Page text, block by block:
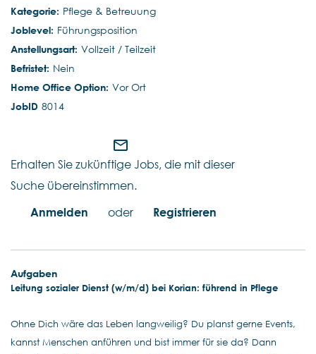
Pflege & Betreuung
Führungsposition
Vollzeit / Teilzeit
Nein
Vor Ort
8014
mail_outline
Erhalten Sie zukünftige Jobs, die mit dieser
Suche übereinstimmen.
Anmelden
oder Registrieren
Aufgaben
Leitung sozialer Dienst (w/m/d) bei Korian: führend in Pflege
Ohne Dich wäre das Leben langweilig? Du planst gerne Events,
kannst Menschen anführen und bist immer für sie da? Dann